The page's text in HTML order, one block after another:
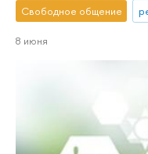
Свободное общение
8 июня